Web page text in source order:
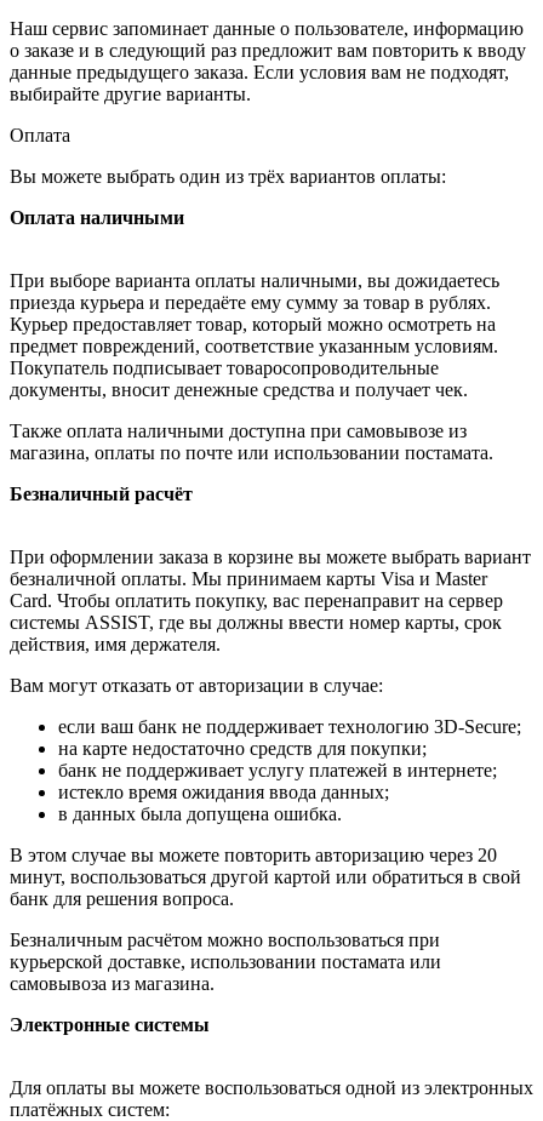
Наш сервис запоминает данные о пользователе, информацию
о заказе и в следующий раз предложит вам повторить к вводу
данные предыдущего заказа. Если условия вам не подходят,
выбирайте другие варианты.
Оплата
Вы можете выбрать один из трёх вариантов оплаты:
Оплата наличными
При выборе варианта оплаты наличными, вы дожидаетесь
приезда курьера и передаёте ему сумму за товар в рублях.
Курьер предоставляет товар, который можно осмотреть на
предмет повреждений, соответствие указанным условиям.
Покупатель подписывает товаросопроводительные
документы, вносит денежные средства и получает чек.
Также оплата наличными доступна при самовывозе из
магазина, оплаты по почте или использовании постамата.
Безналичный расчёт
При оформлении заказа в корзине вы можете выбрать вариант
безналичной оплаты. Мы принимаем карты Visa и Master
Card. Чтобы оплатить покупку, вас перенаправит на сервер
системы ASSIST, где вы должны ввести номер карты, срок
действия, имя держателя.
Вам могут отказать от авторизации в случае:
если ваш банк не поддерживает технологию 3D-Secure;
на карте недостаточно средств для покупки;
банк не поддерживает услугу платежей в интернете;
истекло время ожидания ввода данных;
в данных была допущена ошибка.
В этом случае вы можете повторить авторизацию через 20
минут, воспользоваться другой картой или обратиться в свой
банк для решения вопроса.
Безналичным расчётом можно воспользоваться при
курьерской доставке, использовании постамата или
самовывоза из магазина.
Электронные системы
Для оплаты вы можете воспользоваться одной из электронных
платёжных систем: